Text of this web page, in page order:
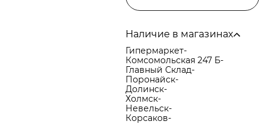
Наличие в магазинах
Гипермаркет-
Комсомольская 247 Б-
Главный Склад-
Поронайск-
Долинск-
Холмск-
Невельск-
Корсаков-